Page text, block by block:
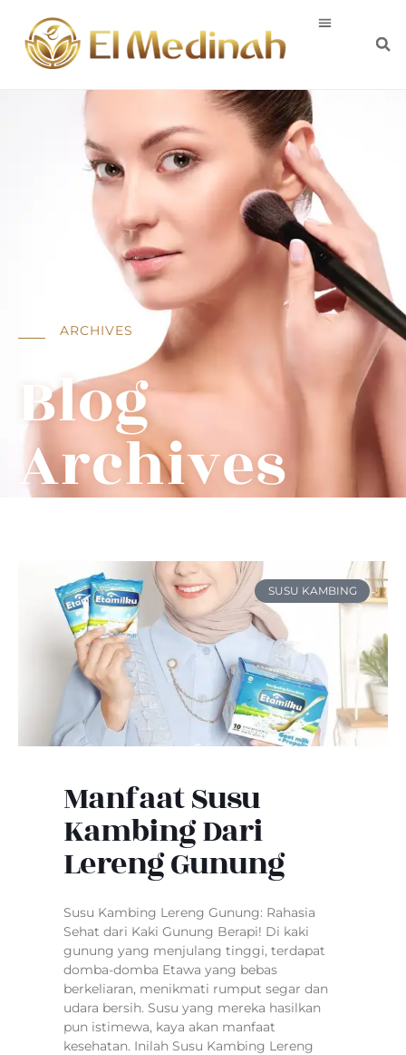
ARCHIVES
Blog
Archives
SUSU KAMBING
Manfaat Susu
Kambing Dari
Lereng Gunung
Susu Kambing Lereng Gunung: Rahasia
Sehat dari Kaki Gunung Berapi! Di kaki
gunung yang menjulang tinggi, terdapat
domba-domba Etawa yang bebas
berkeliaran, menikmati rumput segar dan
udara bersih. Susu yang mereka hasilkan
pun istimewa, kaya akan manfaat
kesehatan. Inilah Susu Kambing Lereng